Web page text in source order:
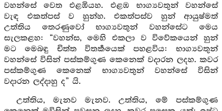
වහන්සේ වෙත එළඹියහ. එළඹ භාග්‍යවතුන් වහන්සේ
වැඳ එකත්පස් ව හුන්හ. එකත්පස්ව හුන් ආයුෂ්මත්
උත්තිය තෙරණුවෝ භාග්‍යවතුන් වහන්සේට මෙය
සැලකළහ: “වහන්ස, මෙහි එකලා ව විවේකයෙන් හුන්
මට මෙබඳු චිත්ත විතර්‍කයෙක් පහළවිය: භාග්‍යවතුන්
වහන්සේ විසින් පස්කම්ගුණ කෙනෙක් වදාරන ලදහ. කවර
පස්කම්ගුණ කෙනෙක් භාග්‍යවතුන් වහන්සේ විසින්
වදාරන ලද්දාහු ද” යි.
උත්තිය, මැනව මැනව. උත්තිය, මේ පස්කම්ගුණ